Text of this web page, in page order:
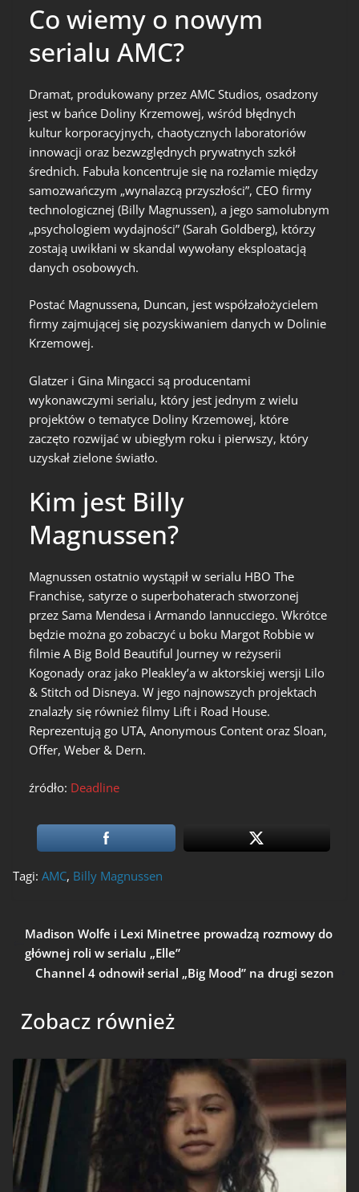
Co wiemy o nowym
serialu AMC?
Dramat, produkowany przez AMC Studios, osadzony
jest w bańce Doliny Krzemowej, wśród błędnych
kultur korporacyjnych, chaotycznych laboratoriów
innowacji oraz bezwzględnych prywatnych szkół
średnich. Fabuła koncentruje się na rozłamie między
samozwańczym „wynalazcą przyszłości”, CEO firmy
technologicznej (Billy Magnussen), a jego samolubnym
„psychologiem wydajności” (Sarah Goldberg), którzy
zostają uwikłani w skandal wywołany eksploatacją
danych osobowych.
Postać Magnussena, Duncan, jest współzałożycielem
firmy zajmującej się pozyskiwaniem danych w Dolinie
Krzemowej.
Glatzer i Gina Mingacci są producentami
wykonawczymi serialu, który jest jednym z wielu
projektów o tematyce Doliny Krzemowej, które
zaczęto rozwijać w ubiegłym roku i pierwszy, który
uzyskał zielone światło.
Kim jest Billy
Magnussen?
Magnussen ostatnio wystąpił w serialu HBO The
Franchise, satyrze o superbohaterach stworzonej
przez Sama Mendesa i Armando Iannucciego. Wkrótce
będzie można go zobaczyć u boku Margot Robbie w
filmie A Big Bold Beautiful Journey w reżyserii
Kogonady oraz jako Pleakley’a w aktorskiej wersji Lilo
& Stitch od Disneya. W jego najnowszych projektach
znalazły się również filmy Lift i Road House.
Reprezentują go UTA, Anonymous Content oraz Sloan,
Offer, Weber & Dern.
źródło: Deadline
Tagi: AMC, Billy Magnussen
Madison Wolfe i Lexi Minetree prowadzą rozmowy do
głównej roli w serialu „Elle”
Channel 4 odnowił serial „Big Mood” na drugi sezon
Zobacz również